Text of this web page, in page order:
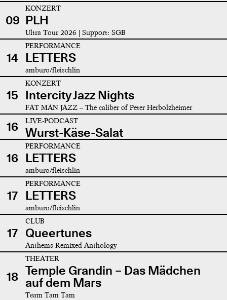
09
KONZERT
PLH
Ultra Tour 2026 | Support: SGB
14
PERFORMANCE
LETTERS
amburo/fleischlin
15
KONZERT
Intercity Jazz Nights
FAT MAN JAZZ – The caliber of Peter Herbolzheimer
16 LIVE-PODCAST
Wurst-Käse-Salat
16
PERFORMANCE
LETTERS
amburo/fleischlin
17
PERFORMANCE
LETTERS
amburo/fleischlin
17
CLUB
Queertunes
Anthems Remixed Anthology
18
THEATER
Temple Grandin – Das Mädchen
auf dem Mars
Team Tam Tam